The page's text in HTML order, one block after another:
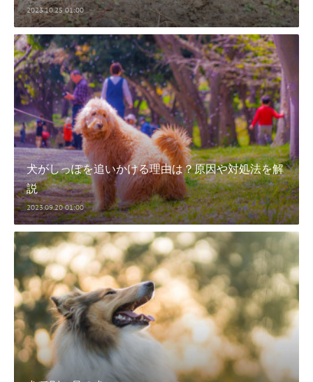
2023.10.25 01:00
犬がしっぽを追いかける理由は？原因や対処法を解
説
2023.09.20 01:00